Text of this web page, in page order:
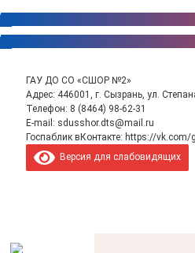
ГАУ ДО СО «СШОР №2»
Адрес: 446001, г. Сызрань, ул.
Телефон: 8 (8464) 98-62-31
E-mail: sdusshor.dts@mail.ru
Госпаблик вКонтакте: https://vk.com/
Версия для слабовидящих